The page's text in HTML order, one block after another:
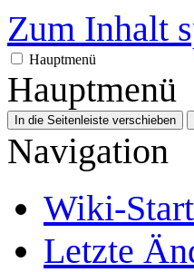
Zum Inhalt
Hauptmenü
Hauptmenü
In die Seitenleiste verschieben
Navigation
Wiki-
Letzte